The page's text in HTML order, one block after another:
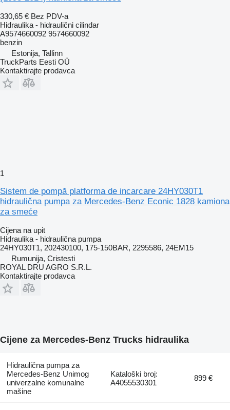
330,65 € Bez PDV-a
Hidraulika - hidraulični cilindar
A9574660092 9574660092
benzin
Estonija, Tallinn
TruckParts Eesti OÜ
Kontaktirajte prodavca
1
Sistem de pompă platforma de incarcare 24HY030T1
hidraulična pumpa za Mercedes-Benz Econic 1828 kamiona
za smeće
Cijena na upit
Hidraulika - hidraulična pumpa
24HY030T1, 202430100, 175-150BAR, 2295586, 24EM15
Rumunija, Cristesti
ROYAL DRU AGRO S.R.L.
Kontaktirajte prodavca
Cijene za Mercedes-Benz Trucks hidraulika
Hidraulična pumpa za
Mercedes-Benz Unimog
univerzalne komunalne
mašine
Kataloški broj:
A4055530301
899 €